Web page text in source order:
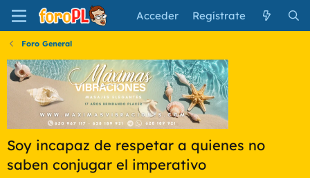
Acceder Regístrate
Foro General
Soy incapaz de respetar a quienes no
saben conjugar el imperativo